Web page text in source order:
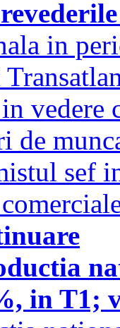
in
vedere
de
sef
in T1;